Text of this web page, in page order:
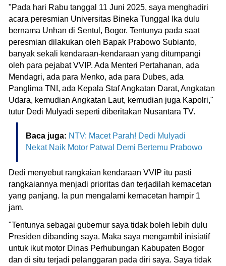
"Pada hari Rabu tanggal 11 Juni 2025, saya menghadiri
acara peresmian Universitas Bineka Tunggal Ika dulu
bernama Unhan di Sentul, Bogor. Tentunya pada saat
peresmian dilakukan oleh Bapak Prabowo Subianto,
banyak sekali kendaraan-kendaraan yang ditumpangi
oleh para pejabat VVIP. Ada Menteri Pertahanan, ada
Mendagri, ada para Menko, ada para Dubes, ada
Panglima TNI, ada Kepala Staf Angkatan Darat, Angkatan
Udara, kemudian Angkatan Laut, kemudian juga Kapolri,"
tutur Dedi Mulyadi seperti diberitakan Nusantara TV.
Baca juga: NTV: Macet Parah! Dedi Mulyadi
Nekat Naik Motor Patwal Demi Bertemu Prabowo
Dedi menyebut rangkaian kendaraan VVIP itu pasti
rangkaiannya menjadi prioritas dan terjadilah kemacetan
yang panjang. Ia pun mengalami kemacetan hampir 1
jam.
"Tentunya sebagai gubernur saya tidak boleh lebih dulu
Presiden dibanding saya. Maka saya mengambil inisiatif
untuk ikut motor Dinas Perhubungan Kabupaten Bogor
dan di situ terjadi pelanggaran pada diri saya. Saya tidak